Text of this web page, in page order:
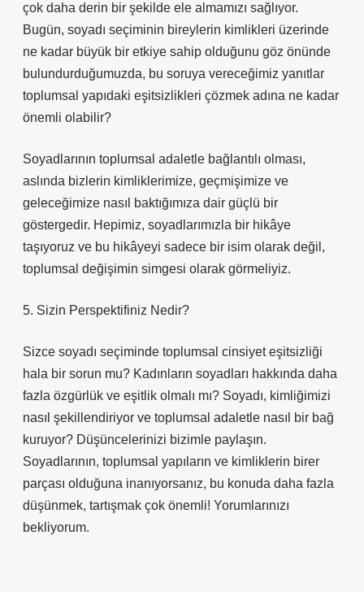
çok daha derin bir şekilde ele almamızı sağlıyor.
Bugün, soyadı seçiminin bireylerin kimlikleri üzerinde
ne kadar büyük bir etkiye sahip olduğunu göz önünde
bulundurduğumuzda, bu soruya vereceğimiz yanıtlar
toplumsal yapıdaki eşitsizlikleri çözmek adına ne kadar
önemli olabilir?
Soyadlarının toplumsal adaletle bağlantılı olması,
aslında bizlerin kimliklerimize, geçmişimize ve
geleceğimize nasıl baktığımıza dair güçlü bir
göstergedir. Hepimiz, soyadlarımızla bir hikâye
taşıyoruz ve bu hikâyeyi sadece bir isim olarak değil,
toplumsal değişimin simgesi olarak görmeliyiz.
5. Sizin Perspektifiniz Nedir?
Sizce soyadı seçiminde toplumsal cinsiyet eşitsizliği
hala bir sorun mu? Kadınların soyadları hakkında daha
fazla özgürlük ve eşitlik olmalı mı? Soyadı, kimliğimizi
nasıl şekillendiriyor ve toplumsal adaletle nasıl bir bağ
kuruyor? Düşüncelerinizi bizimle paylaşın.
Soyadlarının, toplumsal yapıların ve kimliklerin birer
parçası olduğuna inanıyorsanız, bu konuda daha fazla
düşünmek, tartışmak çok önemli! Yorumlarınızı
bekliyorum.